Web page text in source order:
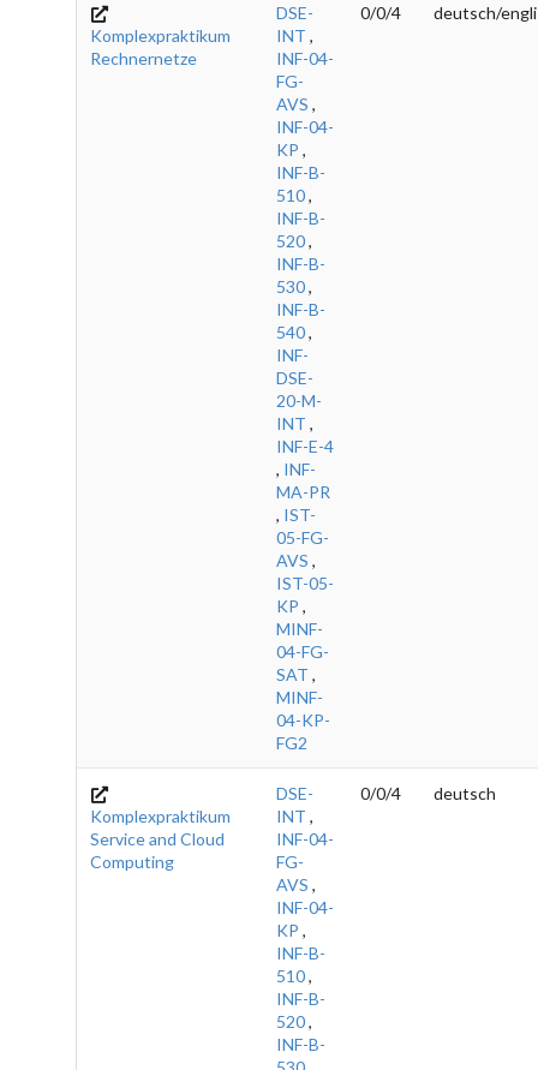
Komplexpraktikum
Rechnernetze
DSE-
INT ,
INF-04-
FG-
AVS ,
INF-04-
KP ,
INF-B-
510,
INF-B-
520,
INF-B-
530,
INF-B-
540,
INF-
DSE-
20-M-
INT ,
INF-E-4
, INF-
MA-PR
, IST-
05-FG-
AVS ,
IST-05-
KP ,
MINF-
04-FG-
SAT ,
MINF-
04-KP-
FG2
0/0/4 deutsch/
Komplexpraktikum
Service and Cloud
Computing
DSE-
INT ,
INF-04-
FG-
AVS ,
INF-04-
KP ,
INF-B-
510,
INF-B-
520,
INF-B-
0/0/4 deutsch